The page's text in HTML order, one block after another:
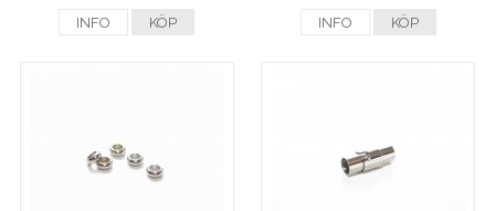
INFO KÖP INFO KÖP